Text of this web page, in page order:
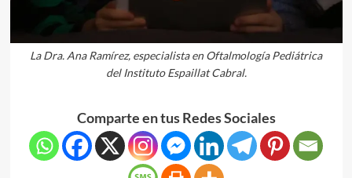
La Dra. Ana Ramírez, especialista en Oftalmología Pediátrica
del Instituto Espaillat Cabral.
Comparte en tus Redes Sociales